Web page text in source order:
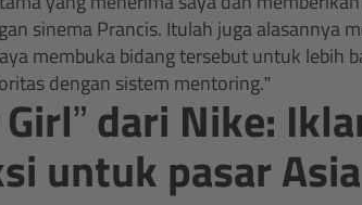
sinema Prancis. Itulah juga alasannya
membuka bidang tersebut untuk lebih
dengan sistem mentoring.”
dari Nike:
untuk pasar Asia